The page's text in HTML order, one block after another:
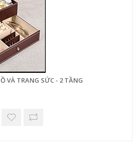
VÀ TRANG SỨC - 2 TẦNG